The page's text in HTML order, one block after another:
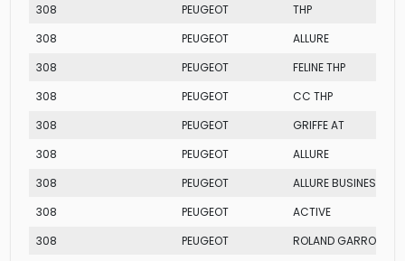
308
PEUGEOT
THP
308
PEUGEOT
ALLURE
308
PEUGEOT
FELINE THP
308
PEUGEOT
CC THP
308
PEUGEOT
GRIFFE AT
308
PEUGEOT
ALLURE
308
PEUGEOT
ALLURE BUSINESS
308
PEUGEOT
ACTIVE
308
PEUGEOT
ROLAND GARROS THP